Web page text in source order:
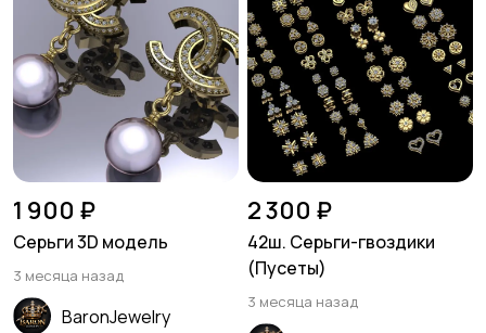
1 900 ₽
Серьги 3D модель
3 месяца назад
BaronJewelry
2 300 ₽
42ш. Серьги-гвоздики
(Пусеты)
3 месяца назад